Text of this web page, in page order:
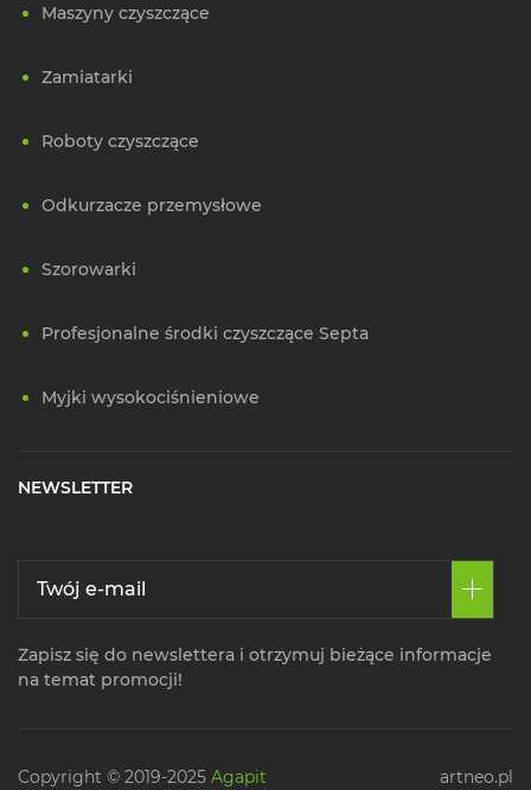
Maszyny czyszczące
Zamiatarki
Roboty czyszczące
Odkurzacze przemysłowe
Szorowarki
Profesjonalne środki czyszczące Septa
Myjki wysokociśnieniowe
NEWSLETTER
Zapisz się do newslettera i otrzymuj bieżące informacje
na temat promocji!
Copyright © 2019-2025 Agapit artneo.pl